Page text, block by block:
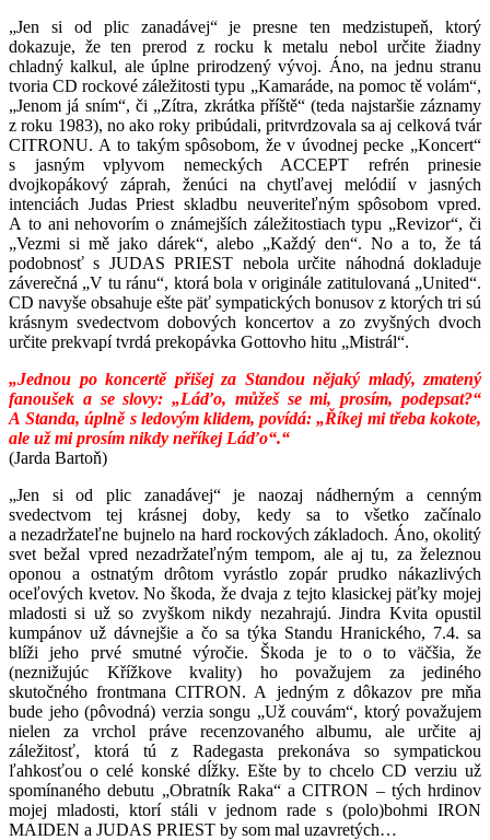
„Jen si od plic zanadávej“ je presne ten medzistupeň, ktorý
dokazuje, že ten prerod z rocku k metalu nebol určite žiadny
chladný kalkul, ale úplne prirodzený vývoj. Áno, na jednu stranu
tvoria CD rockové záležitosti typu „Kamaráde, na pomoc tě volám“,
„Jenom já sním“, či „Zítra, zkrátka příště“ (teda najstaršie záznamy
z roku 1983), no ako roky pribúdali, pritvrdzovala sa aj celková tvár
CITRONU. A to takým spôsobom, že v úvodnej pecke „Koncert“
s jasným vplyvom nemeckých ACCEPT refrén prinesie
dvojkopákový záprah, ženúci na chytľavej melódií v jasných
intenciách Judas Priest skladbu neuveriteľným spôsobom vpred.
A to ani nehovorím o známejších záležitostiach typu „Revizor“, či
„Vezmi si mě jako dárek“, alebo „Každý den“. No a to, že tá
podobnosť s JUDAS PRIEST nebola určite náhodná dokladuje
záverečná „V tu ránu“, ktorá bola v originále zatitulovaná „United“.
CD navyše obsahuje ešte päť sympatických bonusov z ktorých tri sú
krásnym svedectvom dobových koncertov a zo zvyšných dvoch
určite prekvapí tvrdá prekopávka Gottovho hitu „Mistrál“.
„Jednou po koncertě přišej za Standou nějaký mladý, zmatený
fanoušek a se slovy: „Láďo, můžeš se mi, prosím, podepsat?“
A Standa, úplně s ledovým klidem, povídá: „Říkej mi třeba kokote,
ale už mi prosím nikdy neříkej Láďo“.“
(Jarda Bartoň)
„Jen si od plic zanadávej“ je naozaj nádherným a cenným
svedectvom tej krásnej doby, kedy sa to všetko začínalo
a nezadržateľne bujnelo na hard rockových základoch. Áno, okolitý
svet bežal vpred nezadržateľným tempom, ale aj tu, za železnou
oponou a ostnatým drôtom vyrástlo zopár prudko nákazlivých
oceľových kvetov. No škoda, že dvaja z tejto klasickej päťky mojej
mladosti si už so zvyškom nikdy nezahrajú. Jindra Kvita opustil
kumpánov už dávnejšie a čo sa týka Standu Hranického, 7.4. sa
blíži jeho prvé smutné výročie. Škoda je to o to väčšia, že
(neznižujúc Křížkove kvality) ho považujem za jediného
skutočného frontmana CITRON. A jedným z dôkazov pre mňa
bude jeho (pôvodná) verzia songu „Už couvám“, ktorý považujem
nielen za vrchol práve recenzovaného albumu, ale určite aj
záležitosť, ktorá tú z Radegasta prekonáva so sympatickou
ľahkosťou o celé konské dĺžky. Ešte by to chcelo CD verziu už
spomínaného debutu „Obratník Raka“ a CITRON – tých hrdinov
mojej mladosti, ktorí stáli v jednom rade s (polo)bohmi IRON
MAIDEN a JUDAS PRIEST by som mal uzavretých…